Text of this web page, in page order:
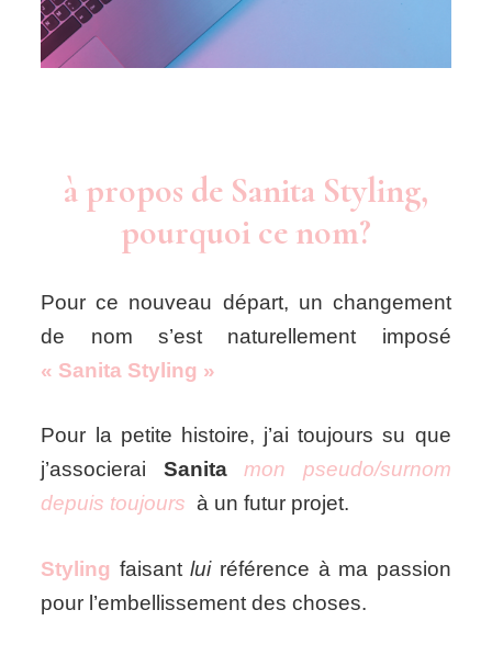
à propos de Sanita Styling,
pourquoi ce nom?
Pour ce nouveau départ, un changement
de nom s’est naturellement imposé
« Sanita Styling »
Pour la petite histoire, j’ai toujours su que
j’associerai Sanitamon pseudo/surnom
depuis toujours à un futur projet.
Styling faisantluiréférence à ma passion
pour l’embellissement des choses.